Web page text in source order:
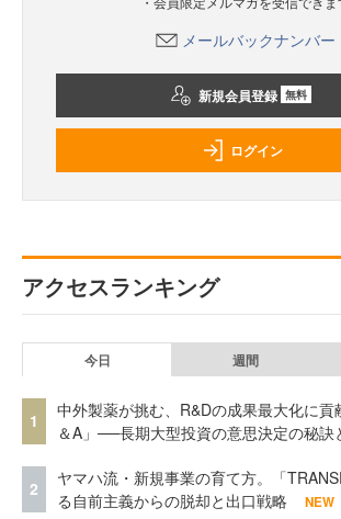
メールバックナンバー
新規会員登録 無料
ログイン
アクセスランキング
今日 週間
1
中外製薬が挑む、R&Dの成果最大化に
＆A」──長期大型投資の意思決定の秘訣
2
ヤマハ流・新規事業の育て方。「
る自前主義からの脱却と出口戦略
NEW